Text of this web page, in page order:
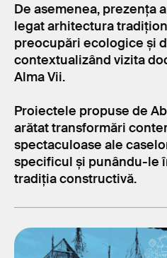
De asemenea, prezența
legat arhitectura
preocupări ecologice și
contextualizând vizita
Alma Vii.
Proiectele propuse de
arătat transformări
spectaculoase ale
specificul și punându-le
tradiția constructivă.